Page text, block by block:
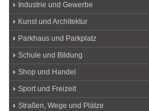
Industrie und Gewerbe
Kunst und Architektur
Parkhaus und Parkplatz
Schule und Bildung
Shop und Handel
Sport und Freizeit
Straßen, Wege und Plätze